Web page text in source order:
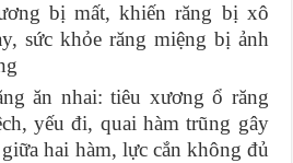
bị mất, khiến răng bị xô
sức khỏe răng miệng bị ảnh
ăn nhai: tiêu xương ổ răng
yếu đi, quai hàm trũng gây
hai hàm, lực cắn không đủ